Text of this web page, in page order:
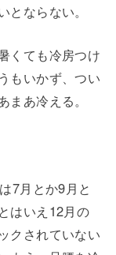
ならない。
くても冷房つけ
もいかず、つい
あ冷える。
7月とか9月と
はいえ12月の
クされていない